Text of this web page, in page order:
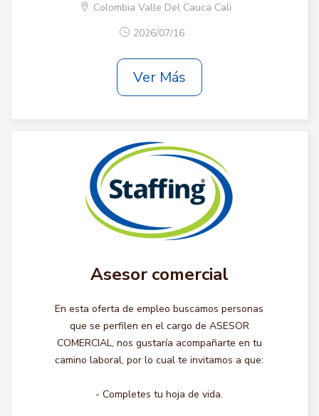
Colombia Valle Del Cauca Cali
2026/07/16
Ver Más
Asesor comercial
En esta oferta de empleo buscamos personas
que se perfilen en el cargo de ASESOR
COMERCIAL, nos gustaría acompañarte en tu
camino laboral, por lo cual te invitamos a que:
- Completes tu hoja de vida.